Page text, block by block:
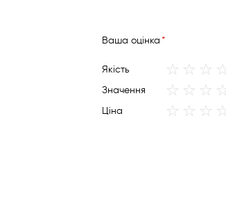
Вашa оцінка
Якість
1
2
3
Значення
1
2
3
Ціна
1
2
3